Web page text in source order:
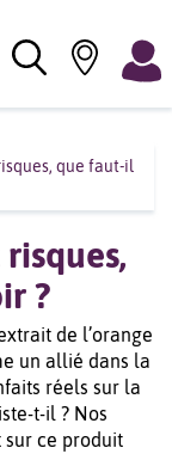
que faut-il
?
de l’orange
un allié dans la
réels sur la
t-il ? Nos
ce produit